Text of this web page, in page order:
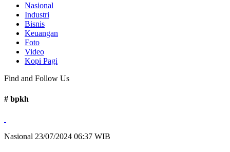
Nasional
Industri
Bisnis
Keuangan
Foto
Video
Kopi Pagi
Find and Follow Us
# bpkh
Nasional 23/07/2024 06:37 WIB